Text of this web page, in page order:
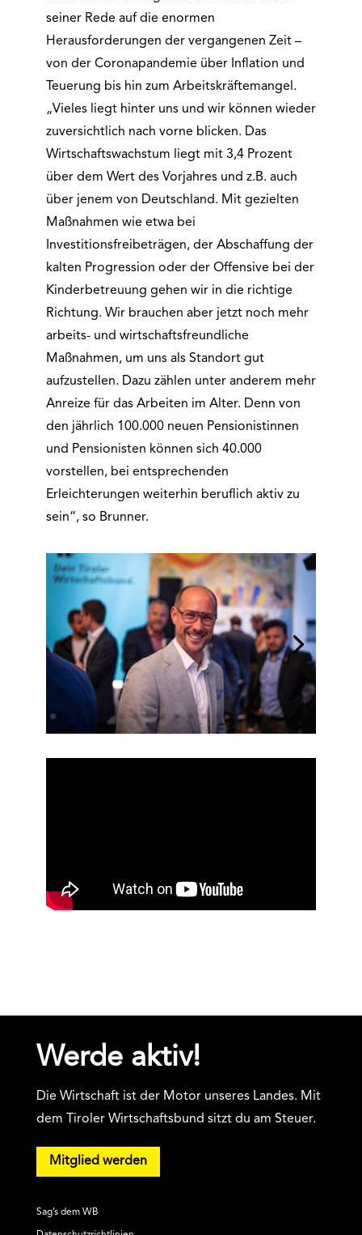
seiner Rede auf die enormen
Herausforderungen der vergangenen Zeit –
von der Coronapandemie über Inflation und
Teuerung bis hin zum Arbeitskräftemangel.
„Vieles liegt hinter uns und wir können wieder
zuversichtlich nach vorne blicken. Das
Wirtschaftswachstum liegt mit 3,4 Prozent
über dem Wert des Vorjahres und z.B. auch
über jenem von Deutschland. Mit gezielten
Maßnahmen wie etwa bei
Investitionsfreibeträgen, der Abschaffung der
kalten Progression oder der Offensive bei der
Kinderbetreuung gehen wir in die richtige
Richtung. Wir brauchen aber jetzt noch mehr
arbeits- und wirtschaftsfreundliche
Maßnahmen, um uns als Standort gut
aufzustellen. Dazu zählen unter anderem mehr
Anreize für das Arbeiten im Alter. Denn von
den jährlich 100.000 neuen Pensionistinnen
und Pensionisten können sich 40.000
vorstellen, bei entsprechenden
Erleichterungen weiterhin beruflich aktiv zu
sein“, so Brunner.
Werde aktiv!
Die Wirtschaft ist der Motor unseres Landes. Mit
dem Tiroler Wirtschaftsbund sitzt du am Steuer.
Mitglied werden
Sag’s dem WB